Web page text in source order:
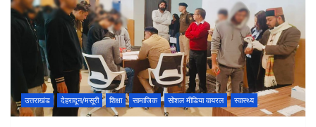
o
k
A
p
p
उत्तराखंड देहरादून/मसूरी शिक्षा सामाजिक सोशल मीडिया वायरल स्वास्थ्य